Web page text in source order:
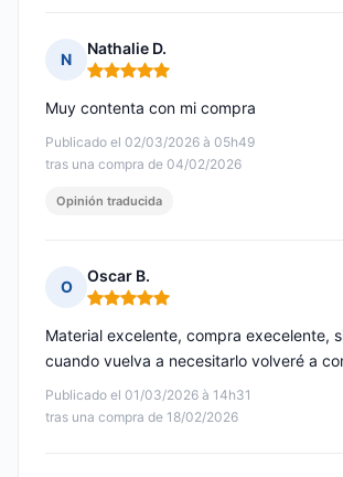
N
Nathalie D.
Nota: 5 de 5
Publicado el 02/03/2026 à 05h49
tras una compra de 04/02/2026
Muy contenta con mi compra
Opinión traducida
O
Oscar B.
Nota: 5 de 5
Publicado el 01/03/2026 à 14h31
tras una compra de 18/02/2026
Material excelente, compra execelente,
cuando vuelva a necesitarlo volveré a